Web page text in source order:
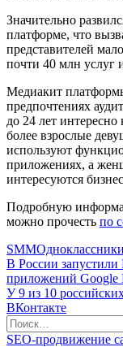
Значительно
платформе, что
представителей
почти 40 млн услуг
Медиакит
предпочтениях
до 24 лет
более взрослые
используют
приложениях, а
интересуются
Подробную
можно прочесть по
SMMОдноклассники
В России
приложений Google
У 9 из 10
ВКонтакте
SEO-продвижение